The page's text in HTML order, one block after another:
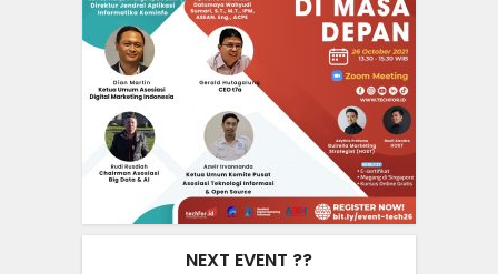
NEXT EVENT ??